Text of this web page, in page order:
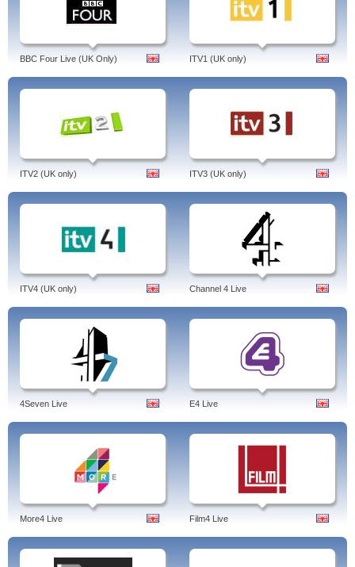
BBC Four Live (UK Only) ITV1 (UK only)
ITV2 (UK only) ITV3 (UK only)
ITV4 (UK only) Channel 4 Live
4Seven Live E4 Live
More4 Live Film4 Live